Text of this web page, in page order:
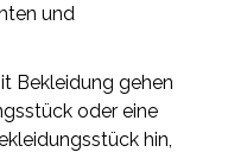
und
Bekleidung gehen
oder eine
hin,